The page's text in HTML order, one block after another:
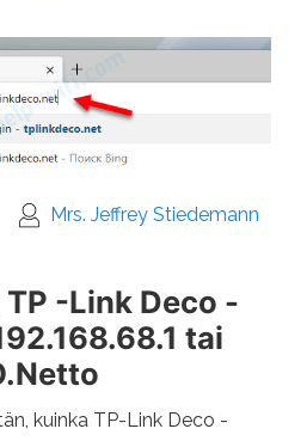
Mrs. Jeffrey Stiedemann
-Link Deco -
tai
kuinka TP-Link Deco -